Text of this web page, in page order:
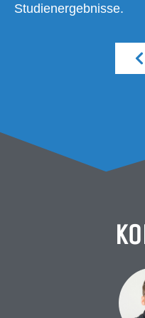
Studienergebnisse.